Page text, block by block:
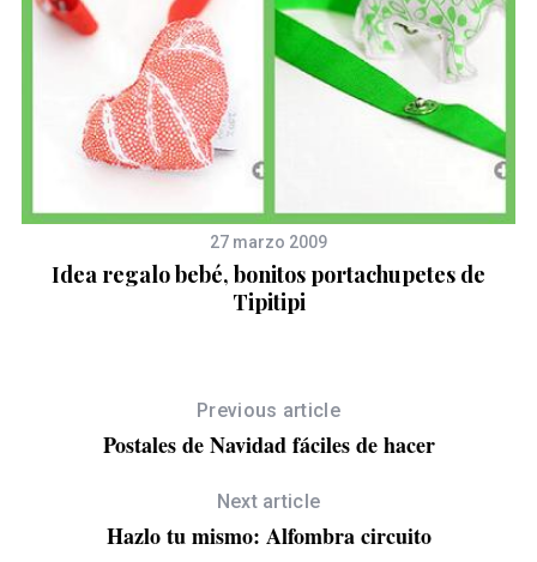
27 marzo 2009
Idea regalo bebé, bonitos portachupetes de
Tipitipi
Previous article
Postales de Navidad fáciles de hacer
Next article
Hazlo tu mismo: Alfombra circuito